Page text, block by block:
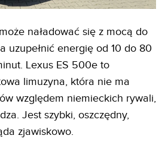
naładować się z mocą do
uzupełnić energię od 10 do 80
Lexus ES 500e to
limuzyna, która nie ma
względem niemieckich rywali,
Jest szybki, oszczędny,
zjawiskowo.